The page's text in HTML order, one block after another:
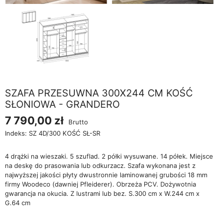
SZAFA PRZESUWNA 300X244 CM KOŚĆ
SŁONIOWA - GRANDERO
7 790,00 zł
Brutto
Indeks: SZ 4D/300 KOŚĆ SŁ-SR
4 drążki na wieszaki. 5 szuflad. 2 półki wysuwane. 14 półek. Miejsce
na deskę do prasowania lub odkurzacz. Szafa wykonana jest z
najwyższej jakości płyty dwustronnie laminowanej grubości 18 mm
firmy Woodeco (dawniej Pfleiderer). Obrzeża PCV. Dożywotnia
gwarancja na okucia. Z lustrami lub bez. S.300 cm x W.244 cm x
G.64 cm